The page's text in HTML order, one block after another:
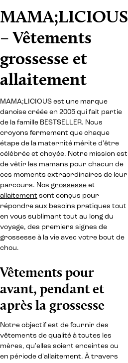
MAMA;LICIOUS
– Vêtements
grossesse et
allaitement
MAMA;LICIOUS est une marque
danoise créée en 2005 qui fait partie
de la famille BESTSELLER. Nous
croyons fermement que chaque
étape de la maternité mérite d'être
célébrée et choyée. Notre mission est
de vêtir les mamans pour chacun de
ces moments extraordinaires de leur
parcours. Nos grossesse et
allaitement sont conçus pour
répondre aux besoins pratiques tout
en vous sublimant tout au long du
voyage, des premiers signes de
grossesse à la vie avec votre bout de
chou.
Vêtements pour
avant, pendant et
après la grossesse
Notre objectif est de fournir des
vêtements de qualité à toutes les
mères, qu'elles soient enceintes ou
en période d'allaitement. À travers